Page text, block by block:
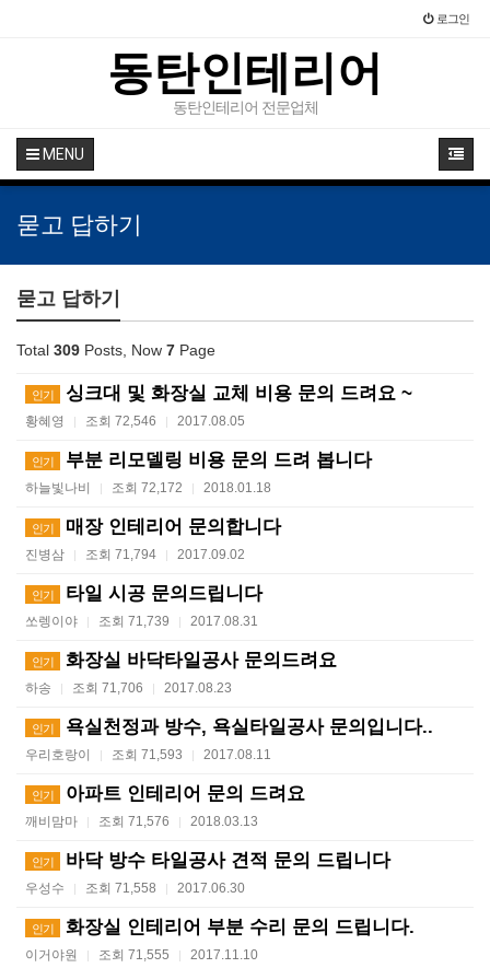
로그인
동탄인테리어
동탄인테리어 전문업체
MENU
묻고 답하기
묻고 답하기
Total 309 Posts, Now 7 Page
인기 싱크대 및 화장실 교체 비용 문의 드려요 ~
황혜영 | 조회 72,546 | 2017.08.05
인기 부분 리모델링 비용 문의 드려 봅니다
하늘빛나비 | 조회 72,172 | 2018.01.18
인기 매장 인테리어 문의합니다
진병삼 | 조회 71,794 | 2017.09.02
인기 타일 시공 문의드립니다
쏘렝이야 | 조회 71,739 | 2017.08.31
인기 화장실 바닥타일공사 문의드려요
하송 | 조회 71,706 | 2017.08.23
인기 욕실천정과 방수, 욕실타일공사 문의입니다..
우리호랑이 | 조회 71,593 | 2017.08.11
인기 아파트 인테리어 문의 드려요
깨비맘마 | 조회 71,576 | 2018.03.13
인기 바닥 방수 타일공사 견적 문의 드립니다
우성수 | 조회 71,558 | 2017.06.30
인기 화장실 인테리어 부분 수리 문의 드립니다.
이거야원 | 조회 71,555 | 2017.11.10